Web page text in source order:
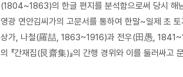
(1804~1863)의 한글 편지를 분석함으로써 당시 해
영광 연안김씨가의 고문서를 통하여 한말~일제 초
상가, 나철(羅喆, 1863~1916)과 전우(田愚,
의 『간재집(艮齋集)』의 간행 경위와 이를 둘러싸고